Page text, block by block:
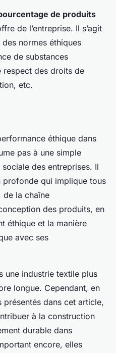
de produits
de l’entreprise. Il s’agit
normes éthiques
de substances
respect des droits de
etc.
éthique dans
pas à une simple
des entreprises. Il
profonde qui implique tous
de la chaîne
des produits, en
éthique et la manière
avec ses
une industrie textile plus
longue. Cependant, en
présentés dans cet article,
à la construction
durable dans
encore, elles